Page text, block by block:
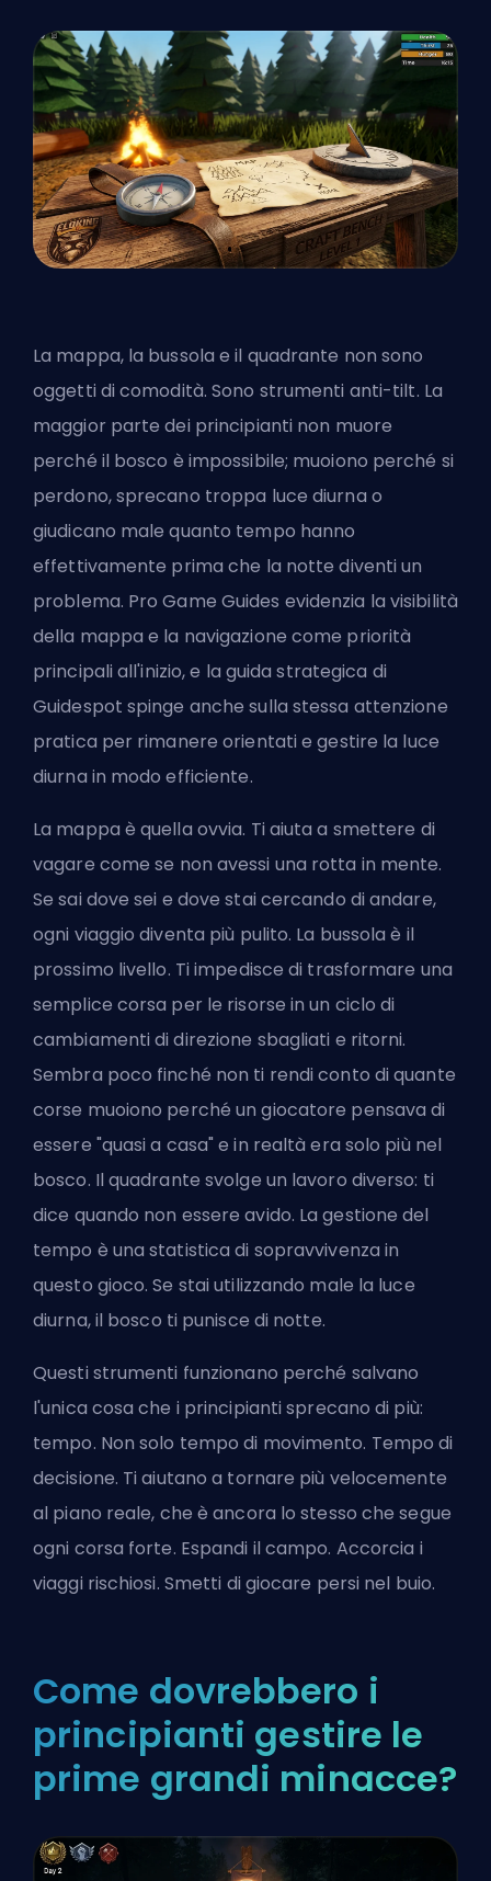
La mappa, la bussola e il quadrante non sono
oggetti di comodità. Sono strumenti anti-tilt. La
maggior parte dei principianti non muore
perché il bosco è impossibile; muoiono perché si
perdono, sprecano troppa luce diurna o
giudicano male quanto tempo hanno
effettivamente prima che la notte diventi un
problema. Pro Game Guides evidenzia la visibilità
della mappa e la navigazione come priorità
principali all'inizio, e la guida strategica di
Guidespot spinge anche sulla stessa attenzione
pratica per rimanere orientati e gestire la luce
diurna in modo efficiente.
La mappa è quella ovvia. Ti aiuta a smettere di
vagare come se non avessi una rotta in mente.
Se sai dove sei e dove stai cercando di andare,
ogni viaggio diventa più pulito. La bussola è il
prossimo livello. Ti impedisce di trasformare una
semplice corsa per le risorse in un ciclo di
cambiamenti di direzione sbagliati e ritorni.
Sembra poco finché non ti rendi conto di quante
corse muoiono perché un giocatore pensava di
essere "quasi a casa" e in realtà era solo più nel
bosco. Il quadrante svolge un lavoro diverso: ti
dice quando non essere avido. La gestione del
tempo è una statistica di sopravvivenza in
questo gioco. Se stai utilizzando male la luce
diurna,il bosco ti punisce di notte.
Questi strumenti funzionano perché salvano
l'unica cosa che i principianti sprecano di più:
tempo. Non solo tempo di movimento. Tempo di
decisione. Ti aiutano a tornare più velocemente
al piano reale, che è ancora lo stesso che segue
ogni corsa forte. Espandi il campo. Accorcia i
viaggi rischiosi. Smetti di giocare persi nel buio.
Come dovrebbero i
principianti gestire le
prime grandi minacce?